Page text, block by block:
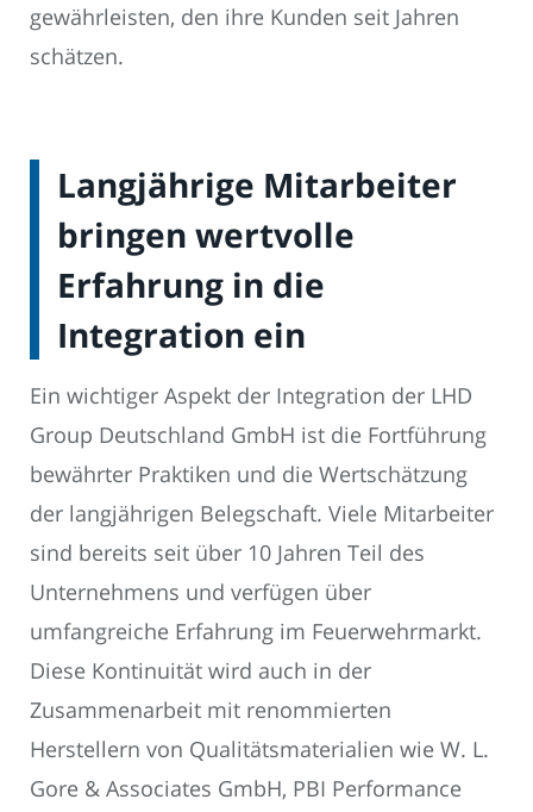
gewährleisten, den ihre Kunden seit Jahren
schätzen.
Langjährige Mitarbeiter
bringen wertvolle
Erfahrung in die
Integration ein
Ein wichtiger Aspekt der Integration der LHD
Group Deutschland GmbH ist die Fortführung
bewährter Praktiken und die Wertschätzung
der langjährigen Belegschaft. Viele Mitarbeiter
sind bereits seit über 10 Jahren Teil des
Unternehmens und verfügen über
umfangreiche Erfahrung im Feuerwehrmarkt.
Diese Kontinuität wird auch in der
Zusammenarbeit mit renommierten
Herstellern von Qualitätsmaterialien wie W. L.
Gore & Associates GmbH, PBI Performance